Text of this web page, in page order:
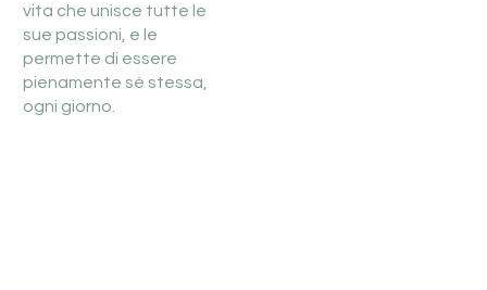
vita che unisce tutte le
sue passioni, e le
permette di essere
pienamente sé stessa,
ogni giorno.